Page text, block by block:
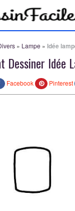
» Lampe » Idée
Dessiner Idée
Facebook Pinterest